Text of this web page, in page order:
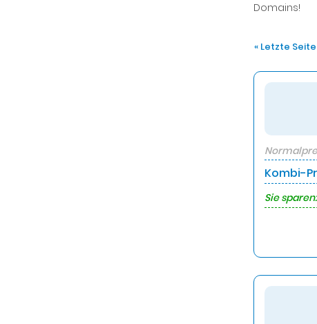
Domains!
« Letzte Seite
Kombi-
Sie sparen: